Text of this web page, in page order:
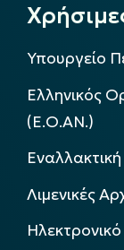
Υπουργείο
Ελληνικός
(Ε.Ο.ΑΝ.)
Λιμενικές